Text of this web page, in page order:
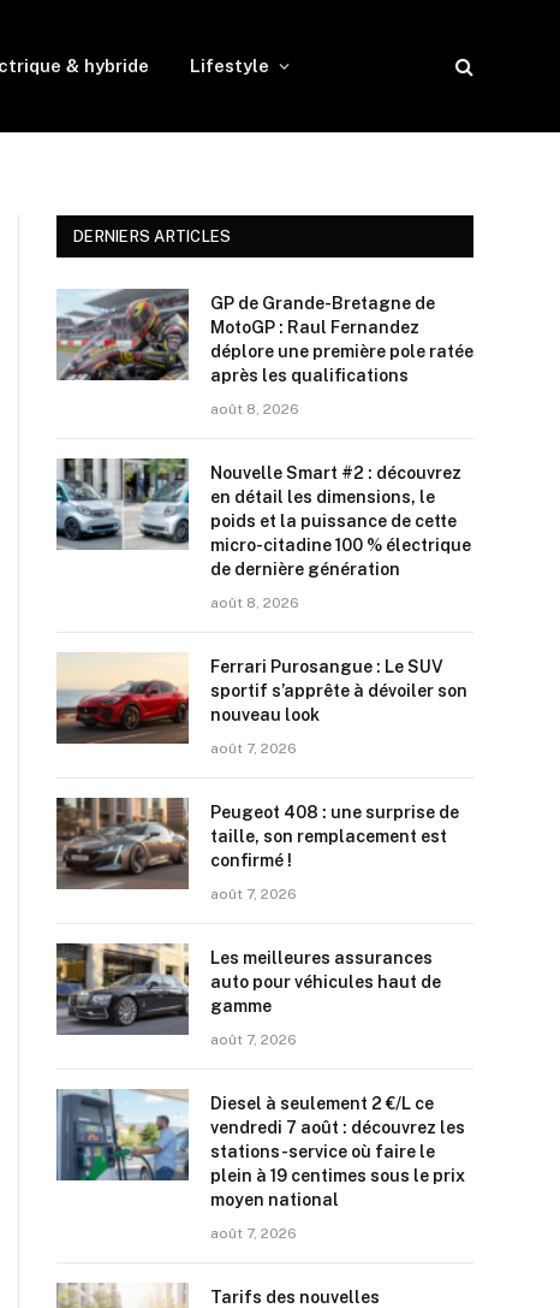
& hybride Lifestyle
DERNIERS ARTICLES
GP de Grande-Bretagne de
MotoGP : Raul Fernandez
déplore une première pole ratée
après les qualifications
août 8, 2026
Nouvelle Smart #2 : découvrez
en détail les dimensions, le
poids et la puissance de cette
micro-citadine 100 % électrique
de dernière génération
août 8, 2026
Ferrari Purosangue : Le SUV
sportif s’apprête à dévoiler son
nouveau look
août 7, 2026
Peugeot 408 : une surprise de
taille, son remplacement est
confirmé !
août 7, 2026
Les meilleures assurances
auto pour véhicules haut de
gamme
août 7, 2026
Diesel à seulement 2 €/L ce
vendredi 7 août : découvrez les
stations-service où faire le
plein à 19 centimes sous le prix
moyen national
août 7, 2026
Tarifs des nouvelles